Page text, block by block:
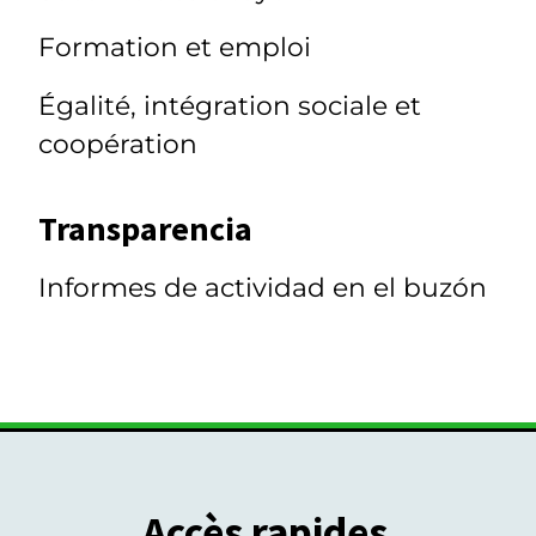
Formation et emploi
Égalité, intégration sociale et
coopération
Transparencia
Informes de actividad en el buzón